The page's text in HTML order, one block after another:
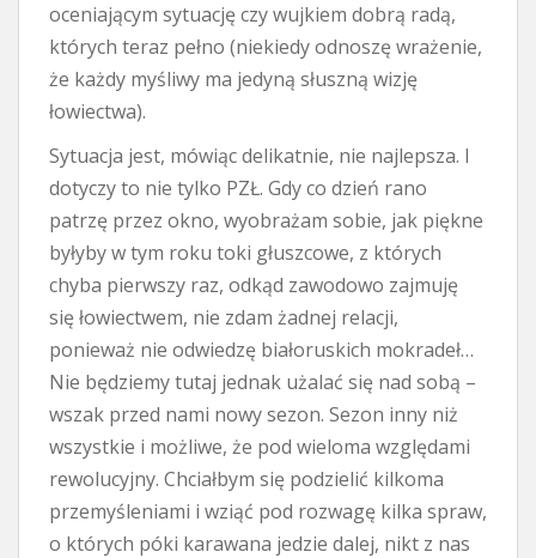
oceniającym sytuację czy wujkiem dobrą radą,
których teraz pełno (niekiedy odnoszę wrażenie,
że każdy myśliwy ma jedyną słuszną wizję
łowiectwa).
Sytuacja jest, mówiąc delikatnie, nie najlepsza. I
dotyczy to nie tylko PZŁ. Gdy co dzień rano
patrzę przez okno, wyobrażam sobie, jak piękne
byłyby w tym roku toki głuszcowe, z których
chyba pierwszy raz, odkąd zawodowo zajmuję
się łowiectwem, nie zdam żadnej relacji,
ponieważ nie odwiedzę białoruskich mokradeł…
Nie będziemy tutaj jednak użalać się nad sobą –
wszak przed nami nowy sezon. Sezon inny niż
wszystkie i możliwe, że pod wieloma względami
rewolucyjny. Chciałbym się podzielić kilkoma
przemyśleniami i wziąć pod rozwagę kilka spraw,
o których póki karawana jedzie dalej, nikt z nas